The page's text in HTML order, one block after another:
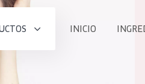
INICIO